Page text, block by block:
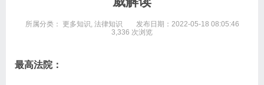
所属分类： 更多知识, 法律知识
发布日期：2022-05-18 08:05:46
3,336 次浏览
最高法院：